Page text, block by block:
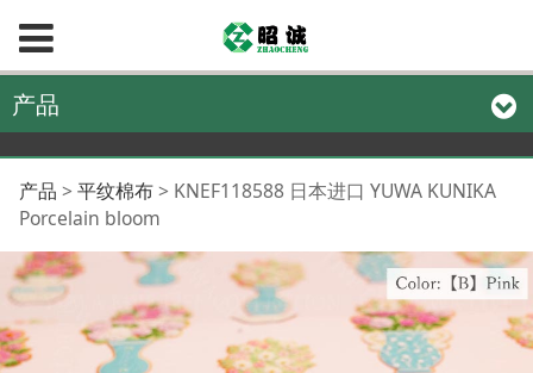
产品
KNEF118588 日本进口
YUWA KUNIKA
Porcelain bloom
产品 > 平纹棉布> KNEF118588 日本进口 YUWA KUNIKA
Porcelain bloom